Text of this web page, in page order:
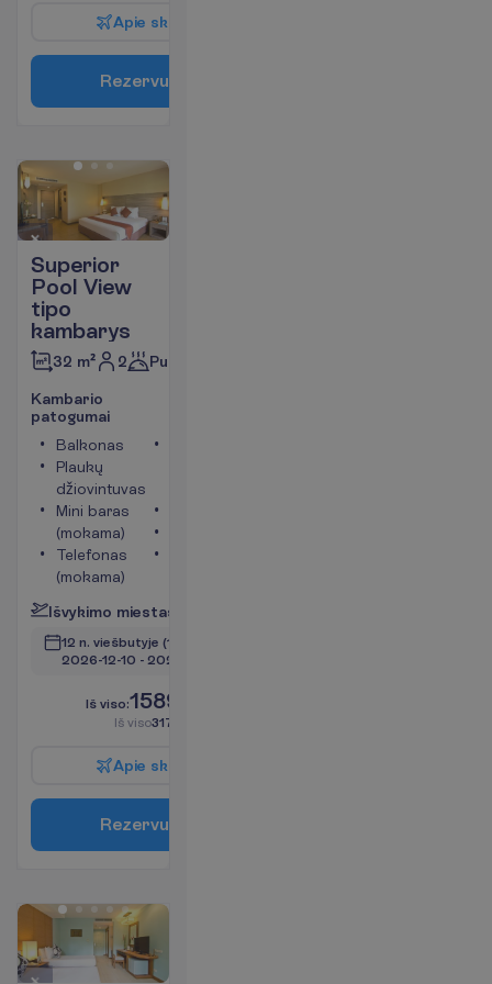
Apie sk
Rezervu
Superior
Pool View
tipo
kambarys
32 m² 2 Pusryčiai
Kambario
patogumai
Balkonas
Plaukų
džiovintuvas
Mini baras
(mokama)
Telefonas
(mokama)
Išvykimo miestas
12 n. viešbutyje (14 n. iš viso)
2026-12-10 - 2026-12-23
Iš viso:1589.00
Iš viso3178.00
Apie sk
Rezervu